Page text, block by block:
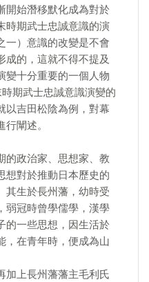
開始潛移默化成為對於
時期武士忠誠意識的演
一）意識的改變是不會
成的，這就不得不提及
變十分重要的一個人物
期武士忠誠意識演變的
以吉田松陰為例，對幕
闡述。
的政治家、思想家、教
想對於推動日本歷史的
其生於長州藩，幼時受
弱冠時曾學儒學，漢學
的一些思想，因生活於
，在青年時，便成為山
加上長州藩藩主毛利氏